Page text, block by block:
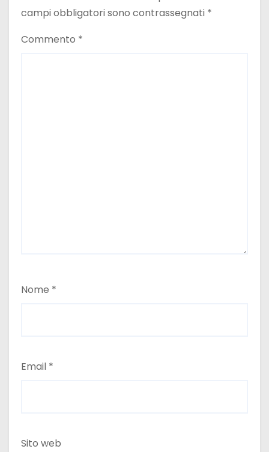
campi obbligatori sono contrassegnati *
Commento *
Nome *
Email *
Sito web